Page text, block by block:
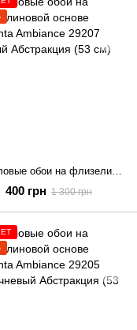
Виниловые обои на флизелиновой основе Limonta Ambiance 29207 Серый Абстракция (53 см)
400 грн 1 300 грн